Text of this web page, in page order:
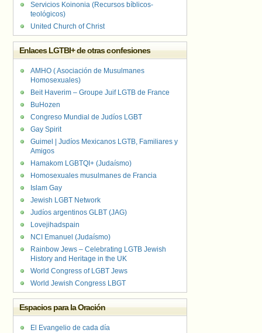
Servicios Koinonia (Recursos bíblicos-
teológicos)
United Church of Christ
Enlaces LGTBI+ de otras confesiones
AMHO ( Asociación de Musulmanes
Homosexuales)
Beit Haverim – Groupe Juif LGTB de France
BuHozen
Congreso Mundial de Judíos LGBT
Gay Spirit
Guimel | Judíos Mexicanos LGTB, Familiares y
Amigos
Hamakom LGBTQI+ (Judaísmo)
Homosexuales musulmanes de Francia
Islam Gay
Jewish LGBT Network
Judíos argentinos GLBT (JAG)
Lovejihadspain
NCI Emanuel (Judaísmo)
Rainbow Jews – Celebrating LGTB Jewish
History and Heritage in the UK
World Congress of LGBT Jews
World Jewish Congress LBGT
Espacios para la Oración
El Evangelio de cada día